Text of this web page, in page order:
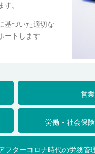
。
基づいた適切な
ートします
営
労働・社会保
フターコロナ時代の労務管